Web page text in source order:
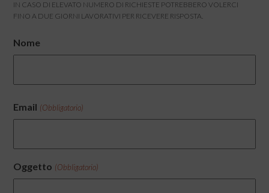
IN CASO DI ELEVATO NUMERO DI RICHIESTE POTREBBERO VOLERCI
FINO A DUE GIORNI LAVORATIVI PER RICEVERE RISPOSTA.
Nome
Email (Obbligatorio)
Oggetto (Obbligatorio)